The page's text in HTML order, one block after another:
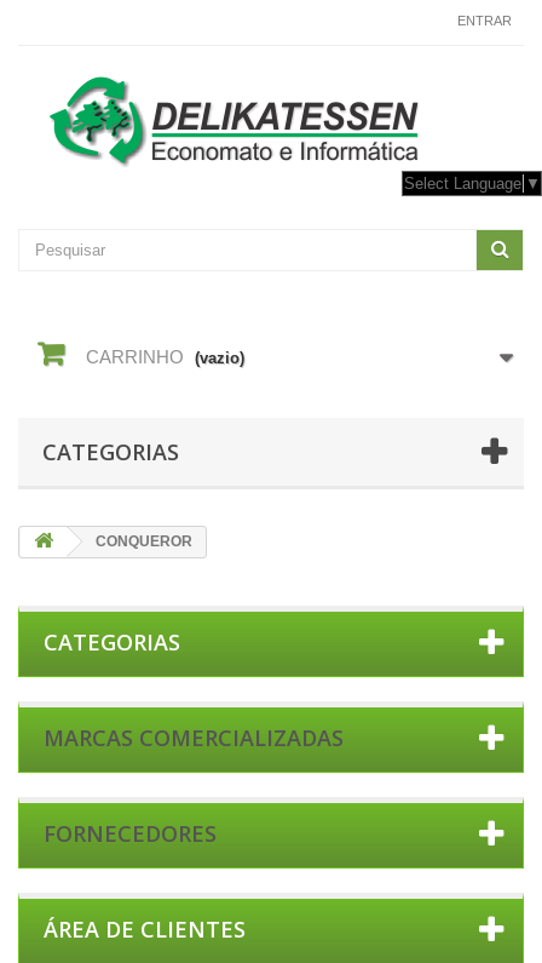
ENTRAR
Select Language ▼
CARRINHO (vazio)
CATEGORIAS
CONQUEROR
CATEGORIAS
MARCAS COMERCIALIZADAS
FORNECEDORES
ÁREA DE CLIENTES